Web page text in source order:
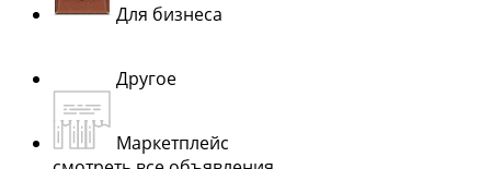
Для бизнеса
Другое
Маркетплейс